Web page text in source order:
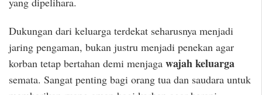
Dukungan dari keluarga terdekat seharusnya menjadi
jaring pengaman, bukan justru menjadi penekan agar
korban tetap bertahan demi menjaga wajah keluarga
semata. Sangat penting bagi orang tua dan saudara untuk